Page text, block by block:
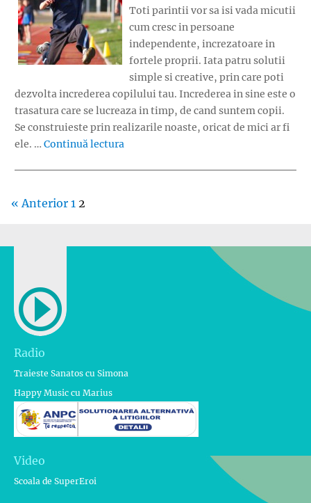
Toti parintii vor sa isi vada micutii
cum cresc in persoane
independente, increzatoare in
fortele proprii. Iata patru solutii
simple si creative, prin care poti
dezvolta increderea copilului tau. Increderea in sine este o
trasatura care se lucreaza in timp, de cand suntem copii.
Se construieste prin realizarile noaste, oricat de mici ar fi
ele. … Continuă lectura
« Anterior 1 2
Radio
Traieste Sanatos cu Simona
Happy Music cu Marius
Video
Scoala de SuperEroi